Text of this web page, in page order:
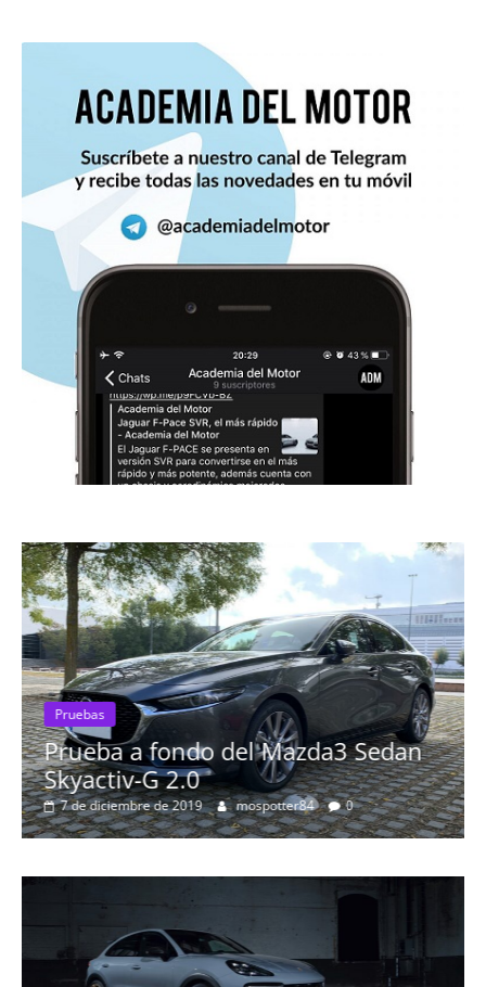
fondo del Mazda3 Sedan
G 2.0
de 2019 mospotter84 0
Pruebas
Probamos
más
8 de septiembre